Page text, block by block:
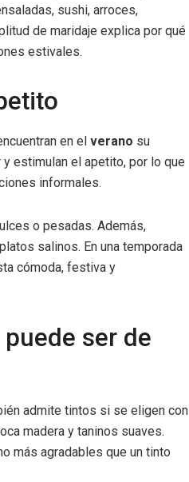
sushi, arroces,
de maridaje explica por qué
estivales.
en el verano su
estimulan el apetito, por lo que
informales.
o pesadas. Además,
salinos. En una temporada
cómoda, festiva y
ser de
admite tintos si se eligen con
madera y taninos suaves.
más agradables que un tinto